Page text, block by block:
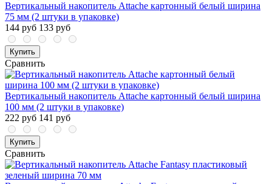
Вертикальный накопитель Attache картонный белый ширина
75 мм (2 штуки в упаковке)
144 руб 133 руб
Купить
Сравнить
Вертикальный накопитель Attache картонный белый ширина
100 мм (2 штуки в упаковке)
222 руб 141 руб
Купить
Сравнить